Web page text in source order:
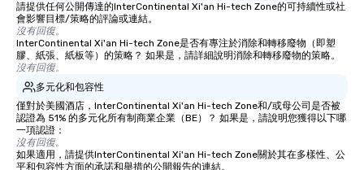
請提供任何公開傳達的InterContinental Xi'an Hi-tech Zone的可持續性或社
會影響目標/策略的評論或連結。
沒有回復。
InterContinental Xi'an Hi-tech Zone是否有專注於消除和轉移廢物（即塑
膠、紙張、紙板等）的策略？ 如果是，請詳細說明消除和轉移廢物的策略。
沒有回復。
多元化和包容性
僅對於美國酒店，InterContinental Xi'an Hi-tech Zone和/或母公司是否被
認證為 51% 的多元化所有制商業企業（BE）？ 如果是，請說明您獲得以下哪
一項認證：
沒有回復。
如果適用，請提供InterContinental Xi'an Hi-tech Zone關於其在多樣性、公
平和包容性方面的承諾和舉措的公開報告的連結。